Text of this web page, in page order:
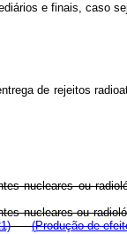
e finais, caso
de rejeitos
nucleares ou
nucleares ou
(Produção de